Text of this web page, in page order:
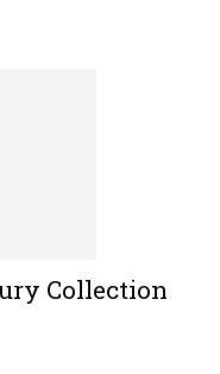
Collection